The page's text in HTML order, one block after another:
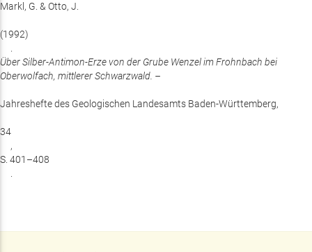
Markl, G. & Otto, J.
(1992)
.
Über Silber-Antimon-Erze von der Grube Wenzel im Frohnbach bei
Oberwolfach, mittlerer Schwarzwald. –
Jahreshefte des Geologischen Landesamts Baden-Württemberg,
34
,
S. 401–408
.